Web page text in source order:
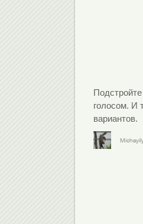
голосом. И
вариантов.